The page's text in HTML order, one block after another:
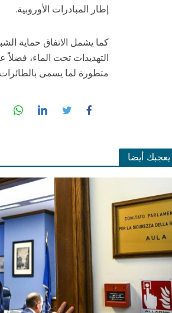
إطار المبادرات الأوروبية.
كما يشمل الاتفاق حماية
التهديدات تحت الماء،
متطورة لما يسمى
يعجبك أيضا